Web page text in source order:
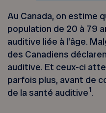
Au Canada, on estime
population de 20 à 79
auditive liée à l’âge.
des Canadiens
auditive. Et ceux-ci
parfois plus, avant de
de la santé auditive1.